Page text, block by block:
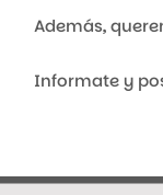
Además,
Informate y